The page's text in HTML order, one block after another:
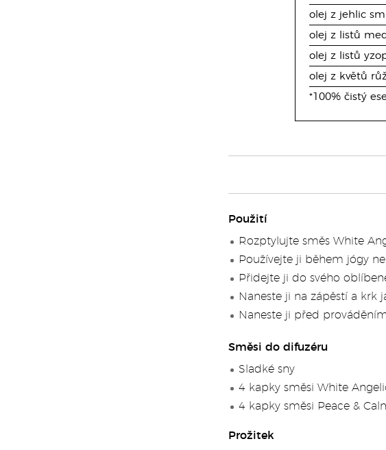
olej z jehlic
olej z listů
olej z listů
olej z květů
*100% čistý
Použití
Rozptylujte směs White
Používejte ji během jógy
Přidejte ji do svého
Naneste ji na zápěstí a krk
Naneste ji před
Směsi do difuzéru
Sladké sny
4 kapky směsi White
4 kapky směsi Peace &
Prožitek